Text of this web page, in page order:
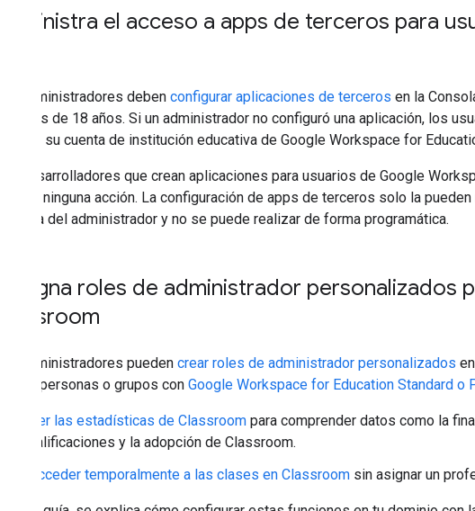
Administra el acceso a apps de terceros para
Los administradores deben configurar aplicaciones de terceros en la
menores de 18 años. Si un administrador no configuró una aplicación, los
ella con su cuenta de institución educativa de Google Workspace for
Los desarrolladores que crean aplicaciones para usuarios de Google
realizar ninguna acción. La configuración de apps de terceros solo la
Consola del administrador y no se puede realizar de forma programática.
Designa roles de administrador personalizados
Classroom
Los administradores pueden crear roles de administrador personalizados
ciertas personas o grupos con Google Workspace for Education Standard o
Ver las estadísticas de Classroom para comprender datos como la
calificaciones y la adopción de Classroom.
Acceder temporalmente a las clases en Classroom sin asignar un